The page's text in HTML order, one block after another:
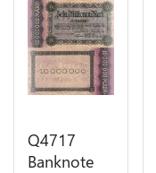
Q4717
Banknote